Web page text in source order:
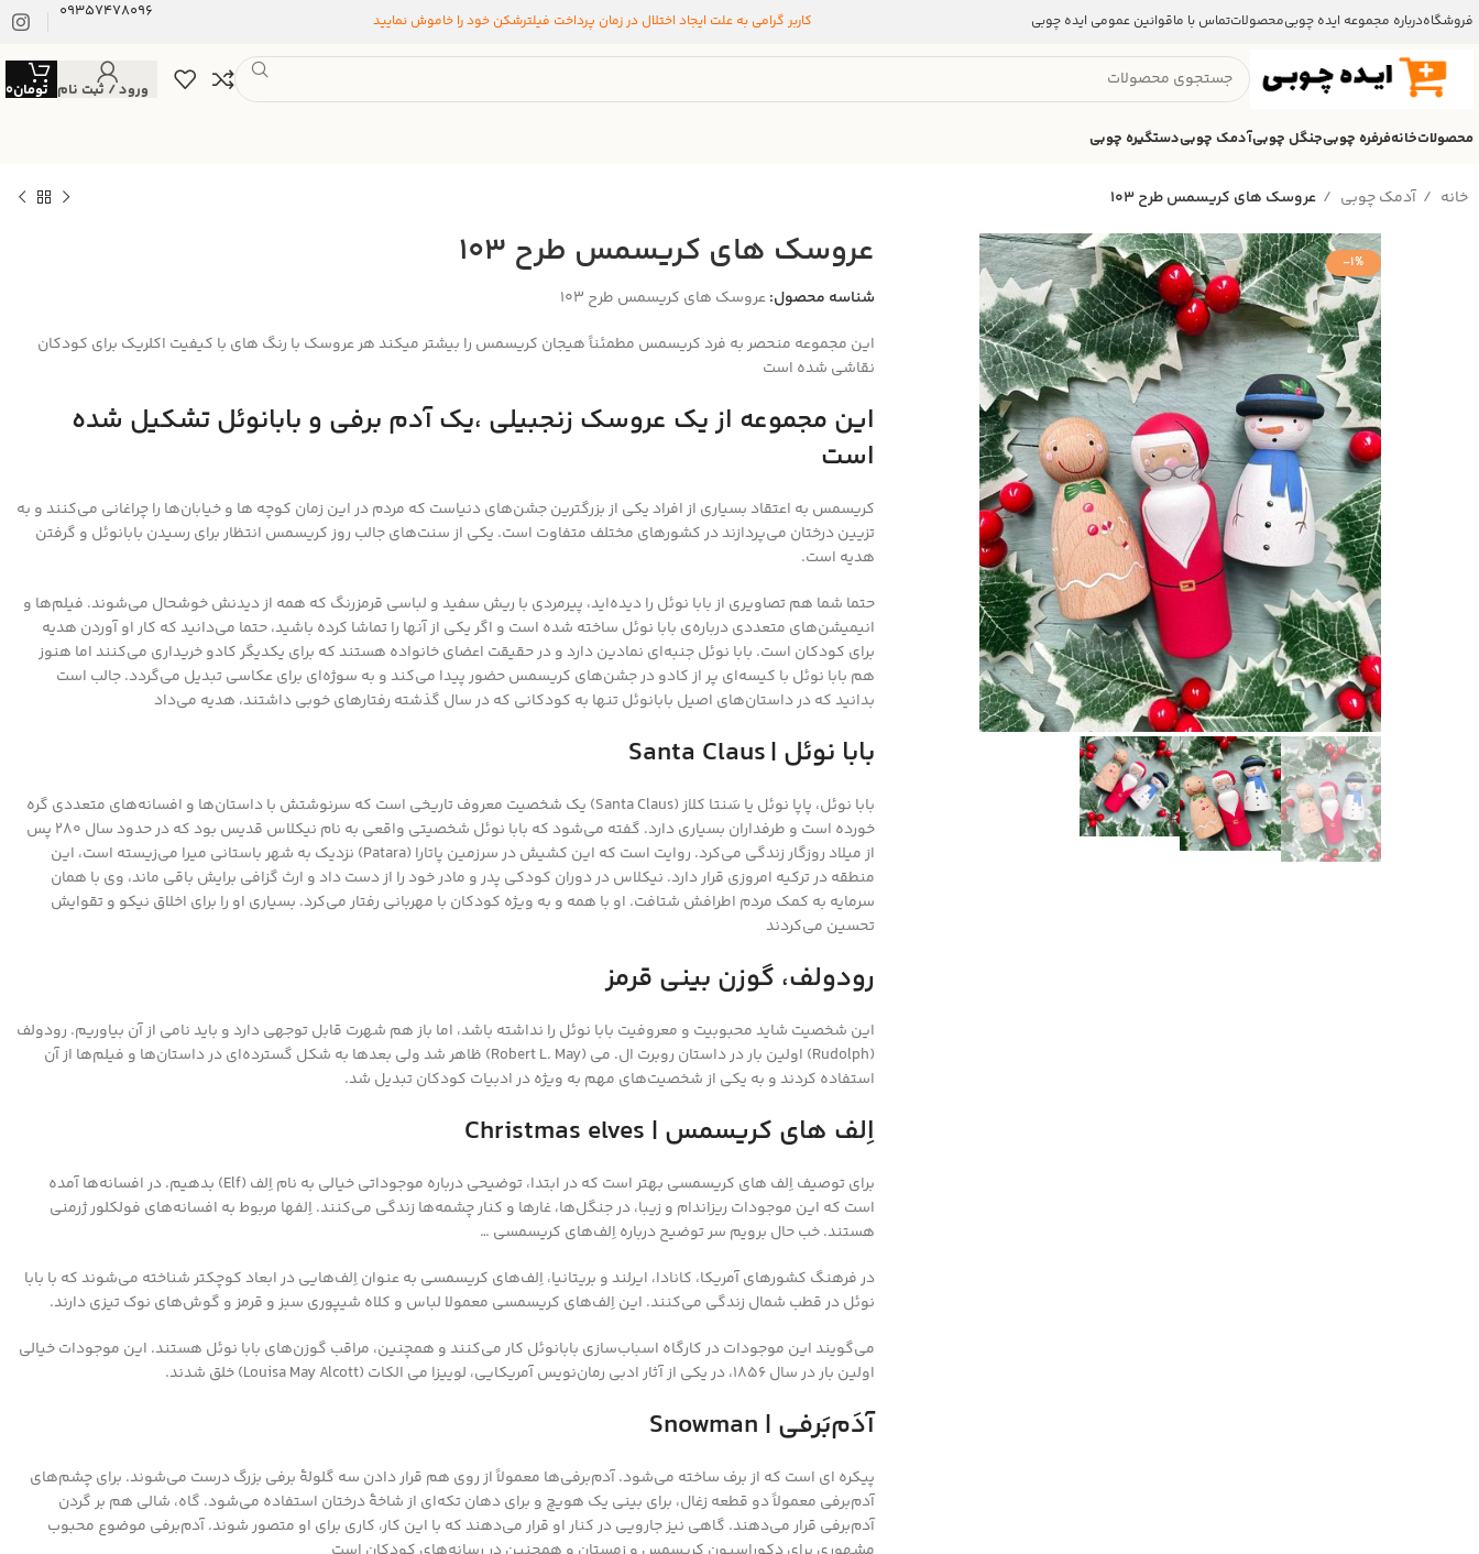
فروشگاهدرباره مجموعه ایده چوبیمحصولاتتماس با ماقوانین عمومی ایده چوبی کاربر گرامی به علت ایجاد اختلال در زمان پرداخت فیلترشکن خود را خاموش نمایید 09357478096
ورود / ثبت نام تومان0
محصولاتخانهفرفره چوبیجنگل چوبیآدمک چوبیدستگیره چوبی
خانه آدمک چوبی عروسک های کریسمس طرح ۱۰۳
-1% عروسک های کریسمس طرح ۱۰۳
شناسه محصول:عروسک های کریسمس طرح ۱۰۳
این مجموعه منحصر به فرد کریسمس مطمئناً هیجان کریسمس را بیشتر میکندهر عروسک با رنگ های با کیفیت اکلریک برای کودکان
نقاشی شده است
این مجموعه از یک عروسک زنجبیلی ،یک آدم برفی و بابانوئل تشکیل شده
است
کریسمس به اعتقاد بسیاری از افراد یکی از بزرگترین جشن‌های دنیاست که مردم در این زمان کوچه ها و خیابان‌ها را چراغانی می‌کنند و به
تزیین درختان می‌پردازند در کشورهای مختلف متفاوت است. یکی از سنت‌های جالب روز کریسمس انتظار برای رسیدن بابانوئل و گرفتن
هدیه است.
حتما شما هم تصاویری از بابا نوئل را دیده‌اید، پیرمردی با ریش سفید و لباسی قرمزرنگ که همه از دیدنش خوشحال می‌شوند. فیلم‌ها و
انیمیشن‌های متعددی درباره‌ی بابا نوئل ساخته شده است و اگر یکی از آنها را تماشا کرده باشید، حتما می‌دانید که کار او آوردن هدیه
برای کودکان است. بابا نوئل جنبه‌ای نمادین دارد و در حقیقت اعضای خانواده هستند که برای یکدیگر کادو خریداری می‌کنند اما هنوز
هم بابا نوئل با کیسه‌ای پر از کادو در جشن‌های کریسمس حضور پیدا می‌کند و به سوژه‌ای برای عکاسی تبدیل می‌گردد. جالب است
بدانید که در داستان‌های اصیل بابانوئل تنها به کودکانی که در سال گذشته رفتارهای خوبی داشتند، هدیه می‌داد
بابا نوئل | Santa Claus
بابا نوئل، پاپا نوئل یا سَنتا کلاز (Santa Claus) یک شخصیت معروف تاریخی است که سرنوشتش با داستان‌ها و افسانه‌های متعددی گره
خورده است و طرفداران بسیاری دارد. گفته می‌شود که بابا نوئل شخصیتی واقعی به نام نیکلاس قدیس بود که در حدود سال 280 پس
از میلاد روزگار زندگی می‌کرد. روایت است که این کشیش در سرزمین پاتارا (Patara) نزدیک به شهر باستانی میرا می‌زیسته است، این
منطقه در ترکیه امروزی قرار دارد. نیکلاس در دوران کودکی پدر و مادر خود را از دست داد و ارث گزافی برایش باقی ماند، وی با همان
سرمایه به کمک مردم اطرافش شتافت. او با همه و به ویژه کودکان با مهربانی رفتار می‌کرد. بسیاری او را برای اخلاق نیکو و تقوایش
تحسین می‌کردند
رودولف، گوزن بینی قرمز
این شخصیت شاید محبوبیت و معروفیت بابا نوئل را نداشته باشد، اما باز هم شهرت قابل توجهی دارد و باید نامی از آن بیاوریم. رودولف
(Rudolph) اولین بار در داستان روبرت ال. می (Robert L. May) ظاهر شد ولی بعدها به شکل گسترده‌ای در داستان‌ها و فیلم‌ها از آن
استفاده کردند و به یکی از شخصیت‌های مهم به ویژه در ادبیات کودکان تبدیل شد.
اِلف های کریسمس | Christmas elves
برای توصیف اِلف ‌های کریسمسی بهتر است که در ابتدا، توضیحی درباره موجوداتی خیالی به نام اِلف (Elf) بدهیم. در افسانه‌ها آمده
است که این موجودات ریزاندام و زیبا، در جنگل‌ها، غارها و کنار چشمه‌ها زندگی می‌کنند. اِلفها مربوط به افسانه‌های فولکلور ژرمنی
هستند. خب حال برویم سر توضیح درباره اِلف‌های کریسمسی …
در فرهنگ کشورهای آمریکا، کانادا، ایرلند و بریتانیا، اِلف‌های کریسمسی به عنوان اِلف‌هایی در ابعاد کوچکتر شناخته می‌شوند که با بابا
نوئل در قطب شمال زندگی می‌کنند. این اِلف‌های کریسمسی معمولا لباس و کلاه شیپوری سبز و قرمز و گوش‌های نوک تیزی دارند.
می‌گویند این موجودات در کارگاه اسباب‌سازی بابانوئل کار می‌کنند و همچنین، مراقب گوزن‌های بابا نوئل هستند. این موجودات خیالی
اولین بار در سال 1856، در یکی از آثار ادبی رمان‌نویس آمریکایی، لوییزا می الکات (Louisa May Alcott) خلق شدند.
آدَم‌بَرفی |
Snowman
پیکره ای است که از برف ساخته می‌شود. آدم‌برفی‌ها معمولاً از روی هم قرار دادن سه گلولهٔ برفی بزرگ درست می‌شوند. برای چشم‌های
آدم‌برفی معمولاً دو قطعه زغال، برای بینی یک هویچ و برای دهان تکه‌ای از شاخهٔ درختان استفاده می‌شود. گاه، شالی هم بر گردن
آدم‌برفی قرار می‌دهند. گاهی نیز جارویی در کنار او قرار می‌دهند که با این کار، کاری برای او متصور شوند. آدم‌برفی موضوع محبوب